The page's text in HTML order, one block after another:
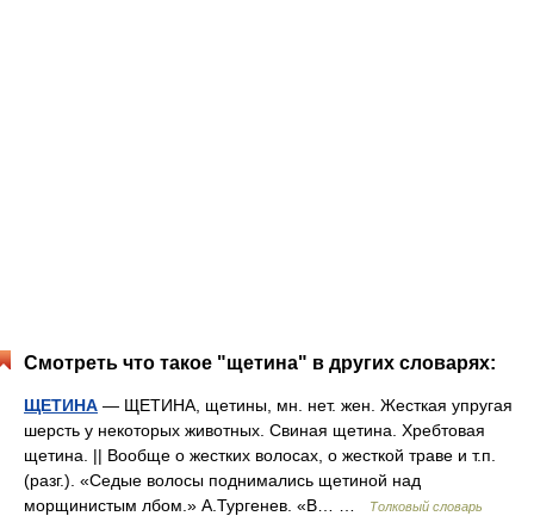
Смотреть что такое "щетина" в других словарях:
ЩЕТИНА — ЩЕТИНА, щетины, мн. нет. жен. Жесткая упругая
шерсть у некоторых животных. Свиная щетина. Хребтовая
щетина. || Вообще о жестких волосах, о жесткой траве и т.п.
(разг.). «Седые волосы поднимались щетиной над
морщинистым лбом.» А.Тургенев. «В… …
Толковый словарь